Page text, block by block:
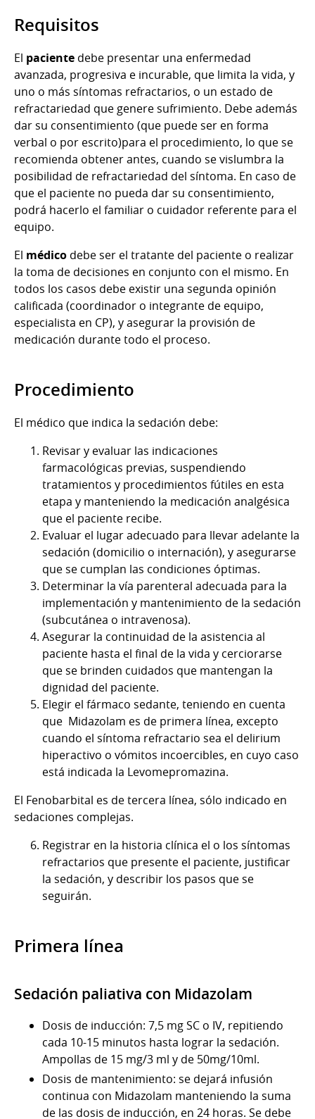
Requisitos
El paciente debe presentar una enfermedad
avanzada, progresiva e incurable, que limita la vida, y
uno o más síntomas refractarios, o un estado de
refractariedad que genere sufrimiento. Debe además
dar su consentimiento (que puede ser en forma
verbal o por escrito)para el procedimiento, lo que se
recomienda obtener antes, cuando se vislumbra la
posibilidad de refractariedad del síntoma. En caso de
que el paciente no pueda dar su consentimiento,
podrá hacerlo el familiar o cuidador referente para el
equipo.
El médico debe ser el tratante del paciente o realizar
la toma de decisiones en conjunto con el mismo. En
todos los casos debe existir una segunda opinión
calificada (coordinador o integrante de equipo,
especialista en CP), y asegurar la provisión de
medicación durante todo el proceso.
Procedimiento
El médico que indica la sedación debe:
Revisar y evaluar las indicaciones
farmacológicas previas, suspendiendo
tratamientos y procedimientos fútiles en esta
etapa y manteniendo la medicación analgésica
que el paciente recibe.
Evaluar el lugar adecuado para llevar adelante la
sedación (domicilio o internación), y asegurarse
que se cumplan las condiciones óptimas.
Determinar la vía parenteral adecuada para la
implementación y mantenimiento de la sedación
(subcutánea o intravenosa).
Asegurar la continuidad de la asistencia al
paciente hasta el final de la vida y cerciorarse
que se brinden cuidados que mantengan la
dignidad del paciente.
Elegir el fármaco sedante, teniendo en cuenta
que Midazolam es de primera línea, excepto
cuando el síntoma refractario sea el delirium
hiperactivo o vómitos incoercibles, en cuyo caso
está indicada la Levomepromazina.
El Fenobarbital es de tercera línea, sólo indicado en
sedaciones complejas.
Registrar en la historia clínica el o los síntomas
refractarios que presente el paciente, justificar
la sedación, y describir los pasos que se
seguirán.
Primera línea
Sedación paliativa con Midazolam
Dosis de inducción: 7,5 mg SC o IV, repitiendo
cada 10-15 minutos hasta lograr la sedación.
Ampollas de 15 mg/3 ml y de 50mg/10ml.
Dosis de mantenimiento: se dejará infusión
continua con Midazolam manteniendo la suma
de las dosis de inducción, en 24 horas. Se debe